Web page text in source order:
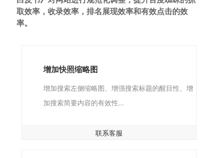
取效率，收录效率，排名展现效率和有效点击的效
率。
增加快照缩略图
增加搜索左侧缩略图、增强搜索标题的醒目性、增
加搜索简要内容的有效性...
联系客服